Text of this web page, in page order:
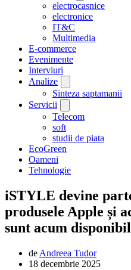
electrocasnice
electronice
IT&C
Multimedia
E-commerce
Evenimente
Interviuri
Analize
Sinteza saptamanii
Servicii
Telecom
soft
studii de piata
EcoGreen
Oameni
Tehnologie
iSTYLE devine
produsele Apple și
sunt acum
de Andreea Tudor
18 decembrie 2025